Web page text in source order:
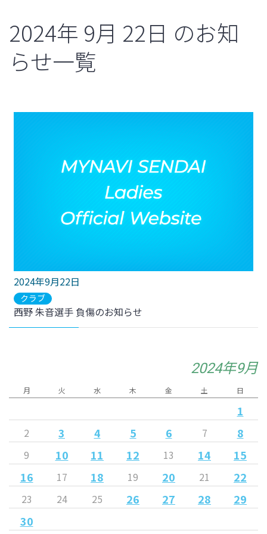
2024年 9月 22日 のお知
らせ一覧
2024年9月22日
クラブ
西野 朱音選手 負傷のお知らせ
2024年9月
月 火 水 木 金 土 日
1
2 3 4 5 6 7 8
9 10 11 12 13 14
15
16
17 18 19 20 21 22
23 24 25 26 27 28
29
30